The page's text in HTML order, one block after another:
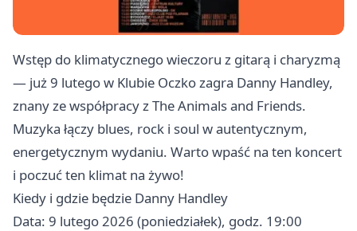
Wstęp do klimatycznego wieczoru z gitarą i charyzmą
— już 9 lutego w Klubie Oczko zagra Danny Handley,
znany ze współpracy z The Animals and Friends.
Muzyka łączy blues, rock i soul w autentycznym,
energetycznym wydaniu. Warto wpaść na ten koncert
i poczuć ten klimat na żywo!
Kiedy i gdzie będzie Danny Handley
Data: 9 lutego 2026 (poniedziałek), godz. 19:00